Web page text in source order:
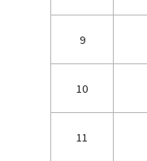
9
10
11